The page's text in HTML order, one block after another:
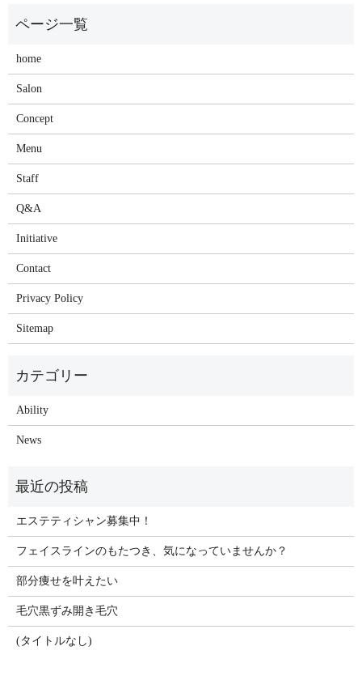
home
Salon
Concept
Menu
Staff
Q&A
Initiative
Contact
Privacy Policy
Sitemap
Ability
News
エステティシャン募集中！
フェイスラインのもたつき、気になっていませんか？
部分痩せを叶えたい
毛穴黒ずみ開き毛穴
(タイトルなし)